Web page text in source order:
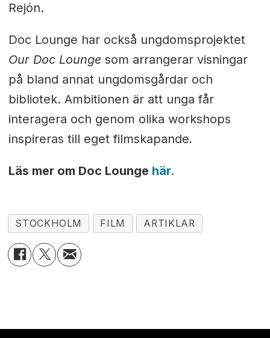
Rejón.
Doc Lounge har också ungdomsprojektet
Our Doc Loungesom arrangerar visningar
på bland annat ungdomsgårdar och
bibliotek. Ambitionen är att unga får
interagera och genom olika workshops
inspireras till eget filmskapande.
Läs mer om Doc Lounge här.
STOCKHOLM FILM ARTIKLAR